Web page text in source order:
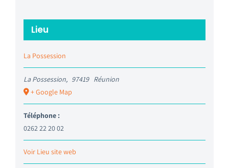
Lieu
La Possession
La Possession, 97419 Réunion
+ Google Map
Téléphone :
0262 22 20 02
Voir Lieu site web